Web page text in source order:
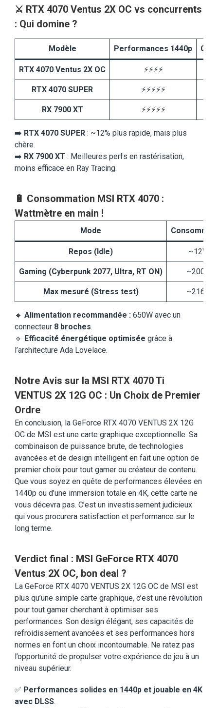
⚔️ RTX 4070 Ventus 2X OC vs concurrents
: Qui domine ?
Modèle Performances 1440p
RTX 4070 Ventus 2X OC ⚡⚡⚡⚡
RTX 4070 SUPER ⚡⚡⚡⚡⚡
RX 7900 XT ⚡⚡⚡⚡⚡
➡️ RTX 4070 SUPER : ~12% plus rapide, mais plus
chère.
➡️ RX 7900 XT : Meilleures perfs en rastérisation,
moins efficace en Ray Tracing.
🔋 Consommation MSI RTX 4070 :
Wattmètre en main !
Mode
Repos (Idle) ~12W
Gaming (Cyberpunk 2077, Ultra, RT ON) ~200W
Max mesuré (Stress test) ~216W
🔹 Alimentation recommandée : 650W avec un
connecteur 8 broches.
🔹 Efficacité énergétique optimisée grâce à
l’architecture Ada Lovelace.
Notre Avis sur la MSI RTX 4070 Ti
VENTUS 2X 12G OC : Un Choix de Premier
Ordre
En conclusion, la GeForce RTX 4070 VENTUS 2X 12G
OC de MSI est une carte graphique exceptionnelle. Sa
combinaison de puissance brute, de technologies
avancées et de design intelligent en fait une option de
premier choix pour tout gamer ou créateur de contenu.
Que vous soyez en quête de performances élevées en
1440p ou d’une immersion totale en 4K, cette carte ne
vous décevra pas. C’est un investissement judicieux
qui vous procurera satisfaction et performance sur le
long terme.
Verdict final : MSI GeForce RTX 4070
Ventus 2X OC, bon deal ?
La GeForce RTX 4070 VENTUS 2X 12G OC de MSI est
plus qu’une simple carte graphique, c’est une révolution
pour tout gamer cherchant à optimiser ses
performances. Son design élégant, ses capacités de
refroidissement avancées et ses performances hors
normes en font un choix incontournable. Ne ratez pas
l’opportunité de propulser votre expérience de jeu à un
niveau supérieur.
✅ Performances solides en 1440p et jouable en 4K
avec DLSS.